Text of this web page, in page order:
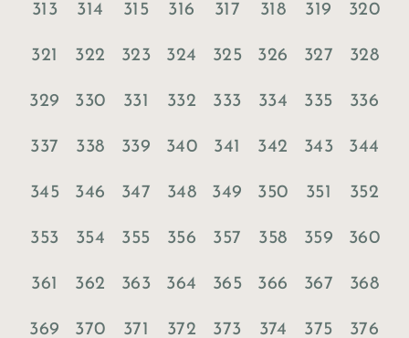
313 314 315 316 317 318 319 320
321 322 323 324 325 326 327 328
329 330 331 332 333 334 335 336
337 338 339 340 341 342 343 344
345 346 347 348 349 350 351 352
353 354 355 356 357 358 359 360
361 362 363 364 365 366 367 368
369 370 371 372 373 374 375 376